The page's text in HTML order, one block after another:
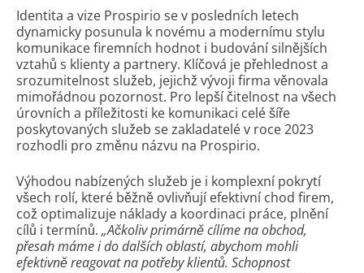
Identita a vize Prospirio se v posledních letech
dynamicky posunula k novému a modernímu stylu
komunikace firemních hodnot i budování silnějších
vztahů s klienty a partnery. Klíčová je přehlednost a
srozumitelnost služeb, jejichž vývoji firma věnovala
mimořádnou pozornost. Pro lepší čitelnost na všech
úrovních a příležitosti ke komunikaci celé šíře
poskytovaných služeb se zakladatelé v roce 2023
rozhodli pro změnu názvu na Prospirio.
Výhodou nabízených služeb je i komplexní pokrytí
všech rolí, které běžně ovlivňují efektivní chod firem,
což optimalizuje náklady a koordinaci práce, plnění
cílů i termínů. „Ačkoliv primárně cílíme na obchod,
přesah máme i do dalších oblastí, abychom mohli
efektivně reagovat na potřeby klientů. Schopnost